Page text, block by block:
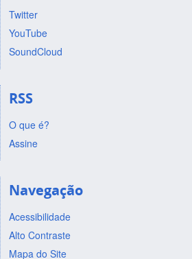
Twitter
YouTube
SoundCloud
RSS
O que é?
Assine
Navegação
Acessibilidade
Alto Contraste
Mapa do Site